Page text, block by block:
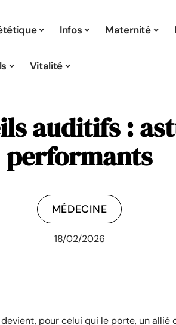
Infos Maternité
Vitalité
auditifs :
performants
MÉDECINE
18/02/2026
pour celui qui le porte, un allié